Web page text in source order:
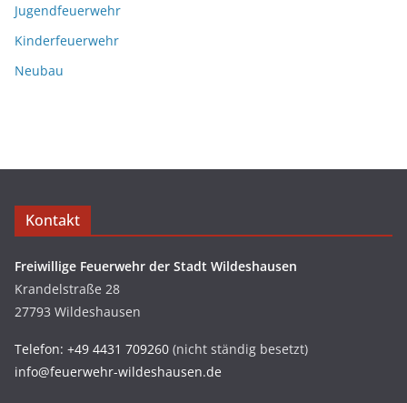
Jugendfeuerwehr
Kinderfeuerwehr
Neubau
Kontakt
Freiwillige Feuerwehr der Stadt Wildeshausen
Krandelstraße 28
27793 Wildeshausen
Telefon: +49 4431 709260 (nicht ständig besetzt)
info@feuerwehr-wildeshausen.de